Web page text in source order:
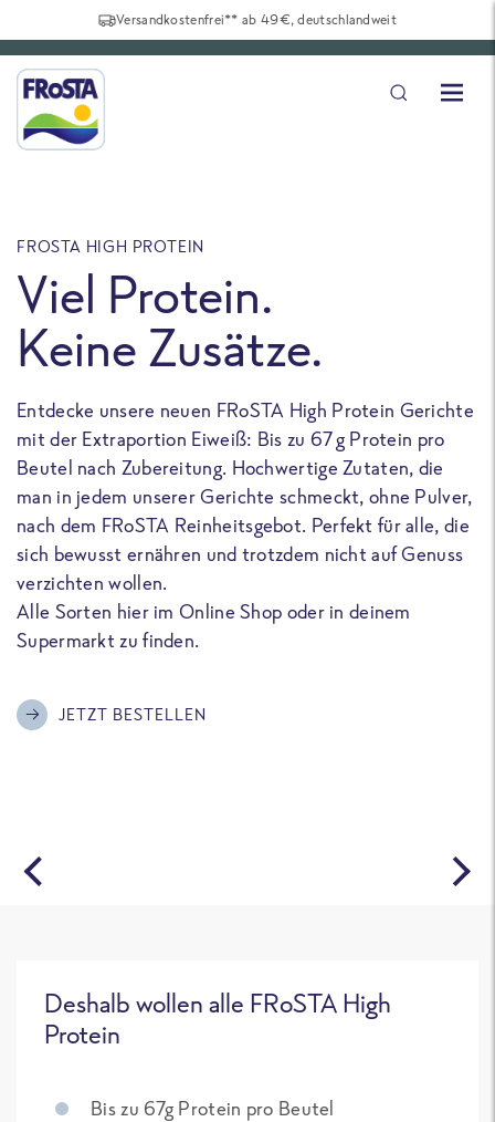
Versandkostenfrei** ab 49€, deutschlandweit
FROSTA HIGH PROTEIN
Viel Protein.
Keine Zusätze.
Entdecke unsere neuen FRoSTA High Protein Gerichte
mit der Extraportion Eiweiß: Bis zu 67 g Protein pro
Beutel nach Zubereitung. Hochwertige Zutaten, die
man in jedem unserer Gerichte schmeckt, ohne Pulver,
nach dem FRoSTA Reinheitsgebot. Perfekt für alle, die
sich bewusst ernähren und trotzdem nicht auf Genuss
verzichten wollen.
Alle Sorten hier im Online Shop oder in deinem
Supermarkt zu finden.
JETZT BESTELLEN
Deshalb wollen alle FRoSTA High
Protein
Bis zu 67g Protein pro Beutel